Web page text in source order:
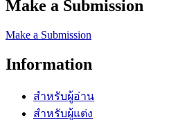
Make a Submission
Make a Submission
Information
สำหรับผู้อ่าน
สำหรับผู้แต่ง